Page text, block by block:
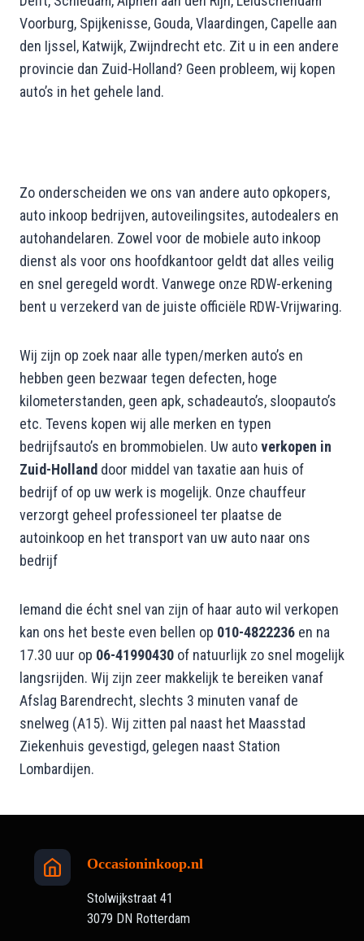
Voorburg, Spijkenisse, Gouda, Vlaardingen, Capelle aan
den Ijssel, Katwijk, Zwijndrecht etc. Zit u in een andere
provincie dan Zuid-Holland? Geen probleem, wij kopen
auto’s in het gehele land.
Zo onderscheiden we ons van andere auto opkopers,
auto inkoop bedrijven, autoveilingsites, autodealers en
autohandelaren. Zowel voor de mobiele auto inkoop
dienst als voor ons hoofdkantoor geldt dat alles veilig
en snel geregeld wordt. Vanwege onze RDW-erkening
bent u verzekerd van de juiste officiële RDW-Vrijwaring.
Wij zijn op zoek naar alle typen/merken auto’s en
hebben geen bezwaar tegen defecten, hoge
kilometerstanden, geen apk, schadeauto’s, sloopauto’s
etc. Tevens kopen wij alle merken en typen
bedrijfsauto’s en brommobielen. Uw autoverkopen in
Zuid-Holland door middel van taxatie aan huis of
bedrijf of op uw werk is mogelijk. Onze chauffeur
verzorgt geheel professioneel ter plaatse de
autoinkoop en het transport van uw auto naar ons
bedrijf
Iemand die écht snel van zijn of haar auto wil verkopen
kan ons het beste even bellen op 010-4822236 en na
17.30 uur op 06-41990430 of natuurlijk zo snel mogelijk
langsrijden. Wij zijn zeer makkelijk te bereiken vanaf
Afslag Barendrecht, slechts 3 minuten vanaf de
snelweg (A15). Wij zitten pal naast het Maasstad
Ziekenhuis gevestigd, gelegen naast Station
Lombardijen.
Occasioninkoop.nl
Stolwijkstraat 41
3079 DN Rotterdam